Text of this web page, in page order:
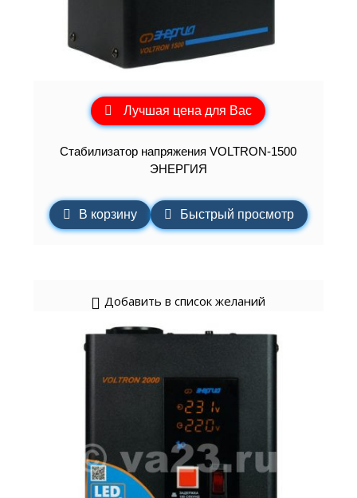
Лучшая цена для Вас
Cтабилизатор напряжения VOLTRON-1500
ЭНЕРГИЯ
В корзину Быстрый просмотр
Добавить в список желаний